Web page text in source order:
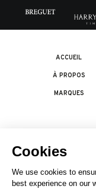
ACCUEIL
À PROPOS
MARQUES